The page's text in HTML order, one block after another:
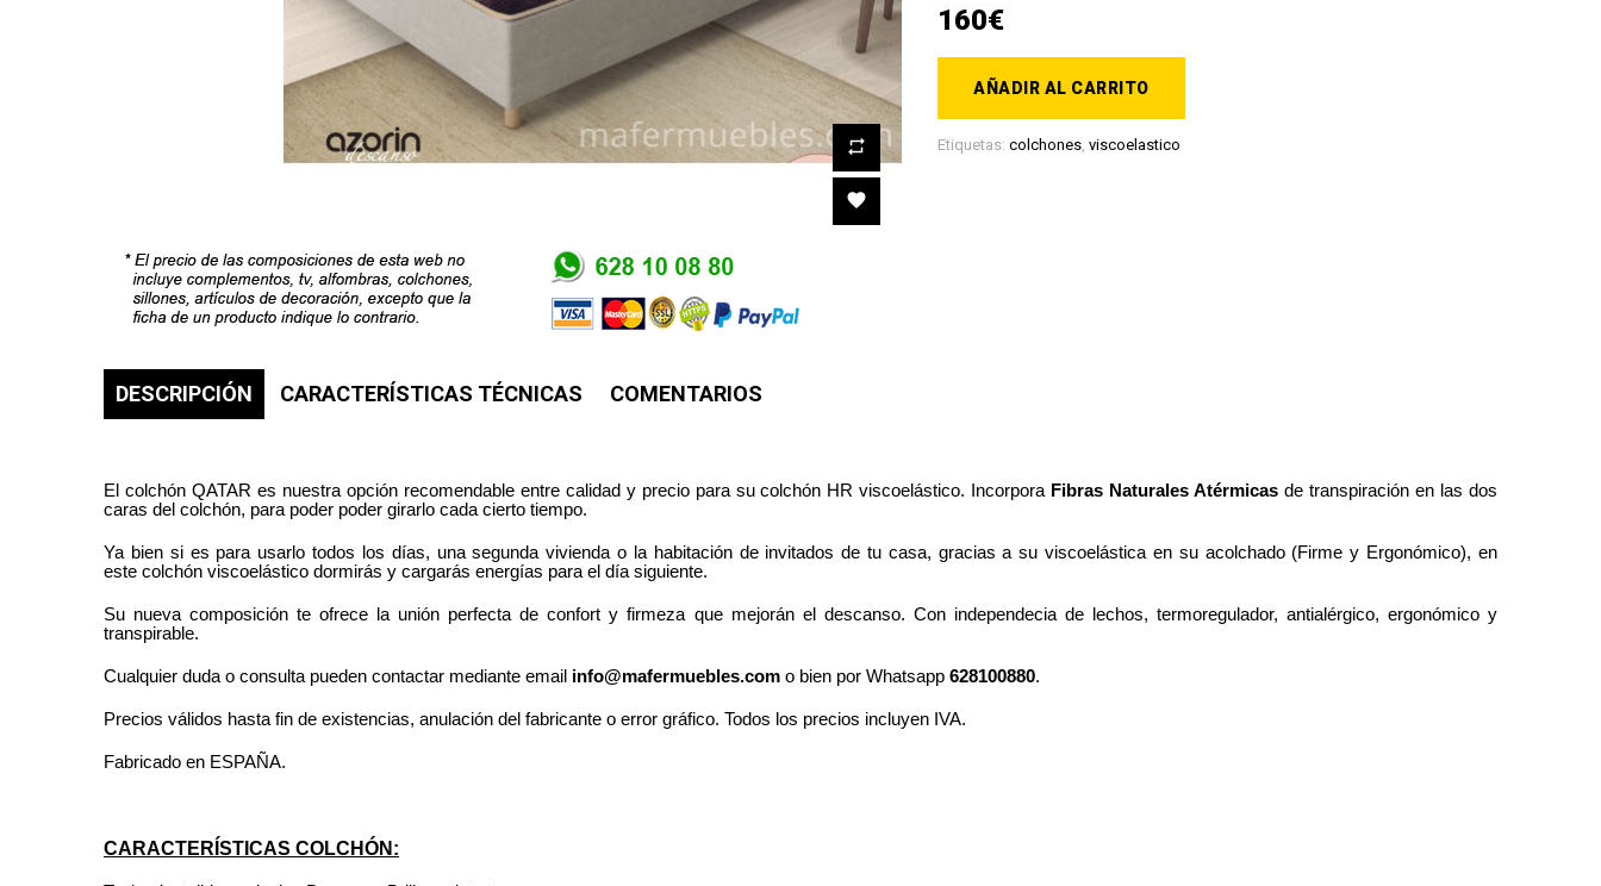
160€
AÑADIR AL CARRITO
Etiquetas: colchones, viscoelastico
DESCRIPCIÓN CARACTERÍSTICAS TÉCNICAS COMENTARIOS
El colchón QATAR es nuestra opción recomendable entre calidad y precio para su colchón HR viscoelástico. Incorpora Fibras Naturales Atérmicas de transpiración en las dos
caras del colchón, para poder poder girarlo cada cierto tiempo.
Ya bien si es para usarlo todos los días, una segunda vivienda o la habitación de invitados de tu casa, gracias a su viscoelástica en su acolchado (Firme y Ergonómico), en
este colchón viscoelástico dormirás y cargarás energías para el día siguiente.
Su nueva composición te ofrece la unión perfecta de confort y firmeza que mejorán el descanso. Con independecia de lechos, termoregulador, antialérgico, ergonómico y
transpirable.
Cualquier duda o consulta pueden contactar mediante email info@mafermuebles.com o bien por Whatsapp 628100880.
Precios válidos hasta fin de existencias, anulación del fabricante o error gráfico. Todos los precios incluyen IVA.
Fabricado en ESPAÑA.
CARACTERÍSTICAS COLCHÓN: